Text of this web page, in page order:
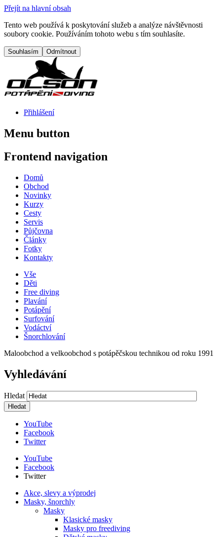
Přejít na hlavní obsah
Tento web používá k poskytování služeb a analýze návštěvnosti
soubory cookie. Používáním tohoto webu s tím souhlasíte.
Přihlášení
Menu button
Frontend navigation
Domů
Obchod
Novinky
Kurzy
Cesty
Servis
Půjčovna
Články
Fotky
Kontakty
Vše
Děti
Free diving
Plavání
Potápění
Surfování
Vodáctví
Šnorchlování
Maloobchod a velkoobchod s potápěčskou technikou od roku 1991
Vyhledávání
Hledat
YouTube
Facebook
Twitter
YouTube
Facebook
Twitter
Akce, slevy a výprodej
Masky, šnorchly
Masky
Klasické masky
Masky pro freediving